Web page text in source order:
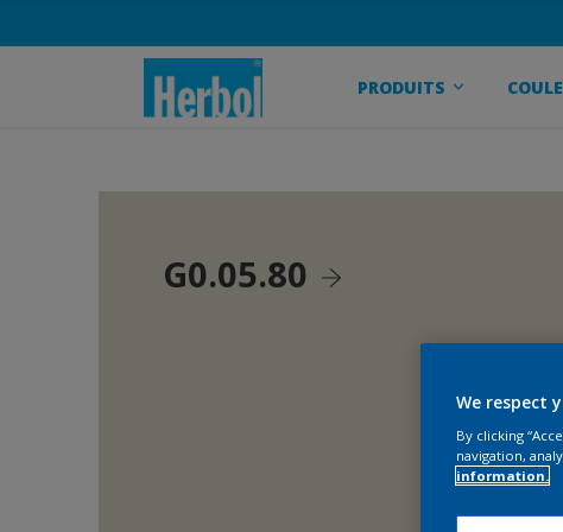
PRODUITS
G0.05.80
We respect
By clicking
navigation,
information.